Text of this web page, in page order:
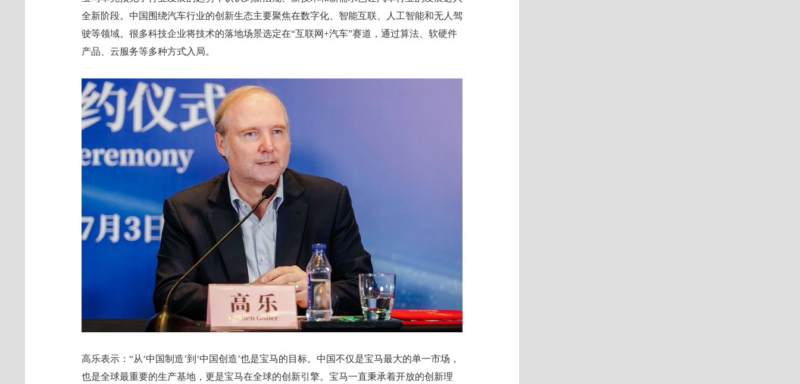
全新阶段。中国围绕汽车行业的创新生态主要聚焦在数字化、智能互联、人工智能和无人驾
驶等领域。很多科技企业将技术的落地场景选定在“互联网+汽车”赛道，通过算法、软硬件
产品、云服务等多种方式入局。
高乐表示：“从‘中国制造’到‘中国创造’也是宝马的目标。中国不仅是宝马最大的单一市场，
也是全球最重要的生产基地，更是宝马在全球的创新引擎。宝马一直秉承着开放的创新理